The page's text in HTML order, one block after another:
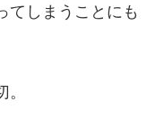
てしまうことにも